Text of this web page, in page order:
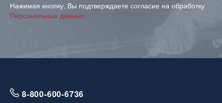
Нажимая кнопку, Вы подтверждаете согласие на обработку
Персональных данных
8-800-600-6736